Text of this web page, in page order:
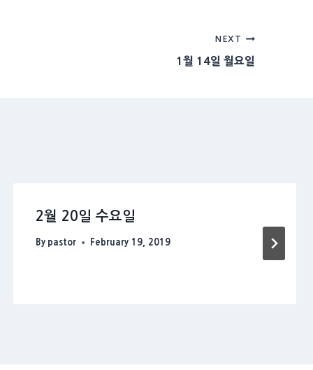
NEXT
1월 14일 월요일
2월 20일 수요일
By pastor February 19, 2019